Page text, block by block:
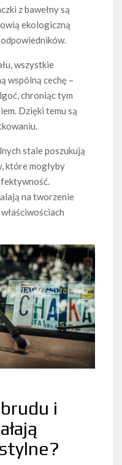
z bawełny są
ekologiczną
wszystkie
wspólną cechę –
chroniąc tym
Dzięki temu są
stale poszukują
które mogłyby
na tworzenie
i